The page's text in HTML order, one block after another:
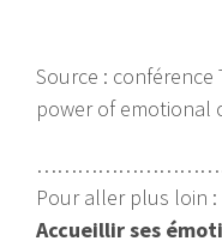
Source : conférence
power of emotional
Pour aller plus loin :
Accueillir ses